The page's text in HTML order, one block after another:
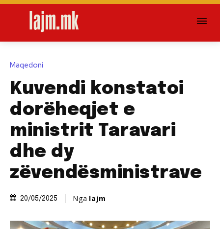
Maqedoni
Kuvendi konstatoi
dorëheqjet e
ministrit Taravari
dhe dy
zëvendësministrave
20/05/2025 Nga lajm